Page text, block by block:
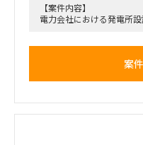
【案件内容】
電力会社における発電所
方を求めています(メンバ
案